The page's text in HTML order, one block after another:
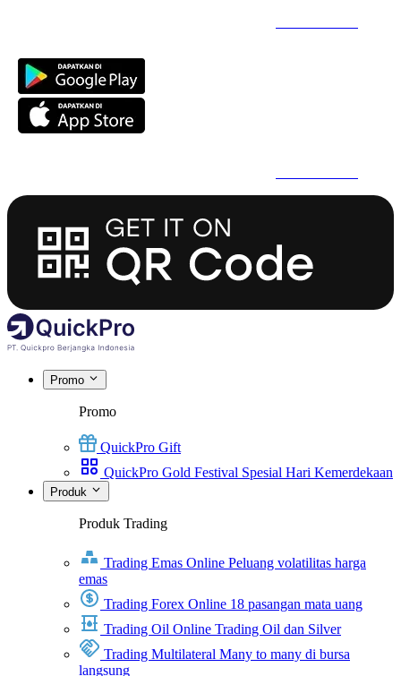
Promo
Promo
QuickPro Gift
QuickPro Gold Festival Spesial Hari Kemerdekaan
Produk
Produk Trading
Trading Emas Online Peluang volatilitas harga
emas
Trading Forex Online 18 pasangan mata uang
Trading Oil Online Trading Oil dan Silver
Trading Multilateral Many to many di bursa
langsung